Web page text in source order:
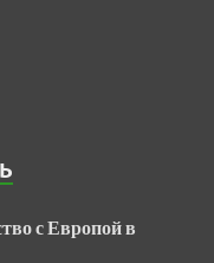
с Европой в